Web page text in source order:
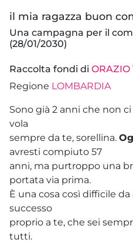
il mia ragazza buon
Una campagna per il
(28/01/2030)
Raccolta fondi di ORAZIO
Regione LOMBARDIA
Sono già 2 anni che non
vola
sempre da te, sorellina.
avresti compiuto 57
anni, ma purtroppo una
portata via prima.
È una cosa così difficile
successo
proprio a te, che sei
tutti.